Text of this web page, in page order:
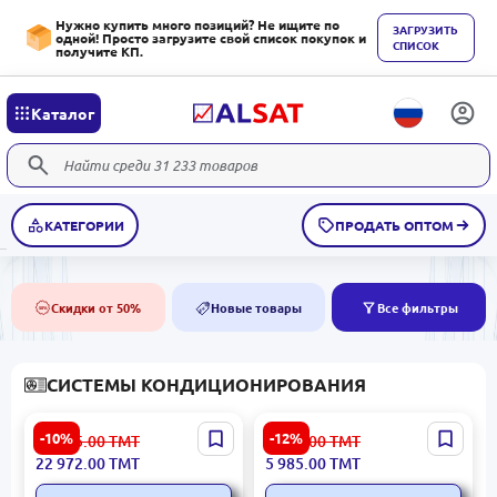
Нужно купить много позиций? Не ищите по
одной! Просто загрузите свой список покупок и
получите КП.
ЗАГРУЗИТЬ
СПИСОК
Каталог
КАТЕГОРИИ ПРОДАТЬ ОПТОМ
50% Скидки от 50% NEW Новые товары Все фильтры
СИСТЕМЫ КОНДИЦИОНИРОВАНИЯ
-10%
Tadiran Alpha 24R | Сплит-
система кондиционер
24000 Btu/h Инвертор
25 675.00ТМТ
22 972.00ТМТ
-12%
Skyworth 18(135) | Сплит-
система кондиционер
Быстрая доставка
6 814.00ТМТ
5 985.00ТМТ